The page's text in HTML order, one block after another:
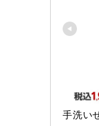
手洗い